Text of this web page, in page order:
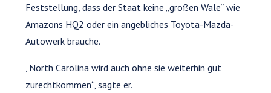
Feststellung, dass der Staat keine „großen Wale“ wie
Amazons HQ2 oder ein angebliches Toyota-Mazda-
Autowerk brauche.
„North Carolina wird auch ohne sie weiterhin gut
zurechtkommen“, sagte er.